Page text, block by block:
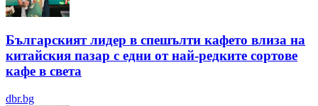
Българският лидер в спешълти кафето влиза на
китайския пазар с едни от най-редките сортове
кафе в света
dbr.bg